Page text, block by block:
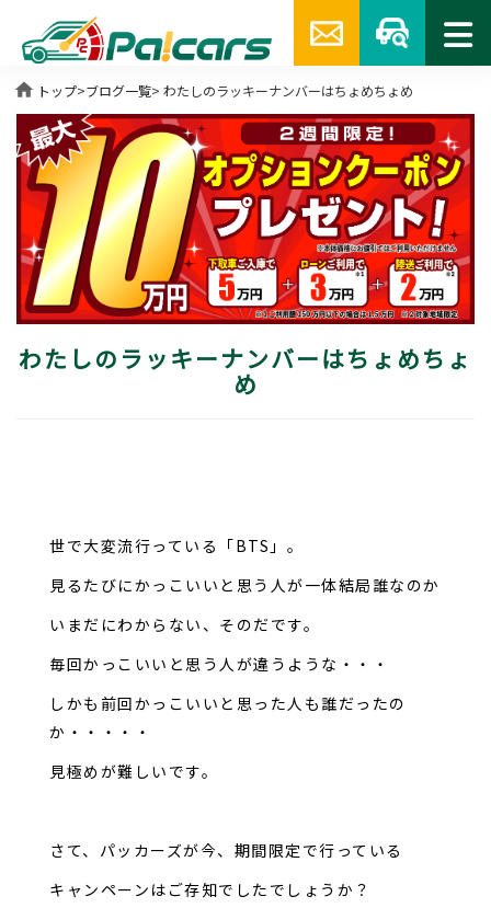
home トップ>ブログ一覧> わたしのラッキーナンバーはちょめちょめ
わたしのラッキーナンバーはちょめちょ
め
世で大変流行っている「BTS」。
見るたびにかっこいいと思う人が一体結局誰なのか
いまだにわからない、そのだです。
毎回かっこいいと思う人が違うような・・・
しかも前回かっこいいと思った人も誰だったの
か・・・・・
見極めが難しいです。
さて、パッカーズが今、期間限定で行っている
キャンペーンはご存知でしたでしょうか？